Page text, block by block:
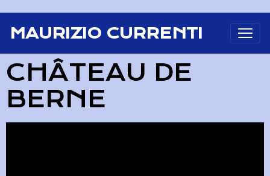
MAURIZIO CURRENTI
CHÂTEAU DE
BERNE